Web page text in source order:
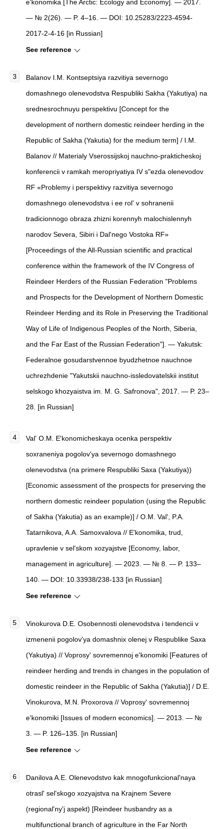
e'konomika The Arctic: Ecology and Economy
. — 2017.
— № 2(26). — P. 4–16. — DOI: 10.25283/2223-4594-
2017-2-4-16 [in Russian]
See reference
Balanov I.M. Kontseptsiya razvitiya severnogo
domashnego olenevodstva Respubliki Sakha (Yakutiya) na
srednesrochnuyu perspektivu [Concept for the
development of northern domestic reindeer herding in the
Republic of Sakha (Yakutia) for the medium term] / I.M.
Balanov // Materialy Vserossijskoj nauchno-prakticheskoj
konferencii v ramkah meropriyatiya IV s"ezda olenevodov
RF «Problemy i perspektivy razvitiya severnogo
domashnego olenevodstva i ee rol' v sohranenii
tradicionnogo obraza zhizni korennyh malochislennyh
narodov Severa, Sibiri i Dal'nego Vostoka RF»
[Proceedings of the All-Russian scientific and practical
conference within the framework of the IV Congress of
Reindeer Herders of the Russian Federation "Problems
and Prospects for the Development of Northern Domestic
Reindeer Herding and its Role in Preserving the Traditional
Way of Life of Indigenous Peoples of the North, Siberia,
and the Far East of the Russian Federation"]. — Yakutsk:
Federalnoe gosudarstvennoe byudzhetnoe nauchnoe
uchrezhdenie "Yakutskii nauchno-issledovatelskii institut
selskogo khozyaistva im. M. G. Safronova", 2017. — P. 23–
28. [in Russian]
Val' O.M. E'konomicheskaya ocenka perspektiv
soxraneniya pogolov'ya severnogo domashnego
olenevodstva (na primere Respubliki Saxa (Yakutiya))
[Economic assessment of the prospects for preserving the
northern domestic reindeer population (using the Republic
of Sakha (Yakutia) as an example)] / O.M. Val', P.A.
Tatarnikova, A.A. Samoxvalova // E'konomika, trud,
upravlenie v sel'skom xozyajstve [Economy, labor,
management in agriculture] . — 2023. — № 8. — P. 133–
140. — DOI: 10.33938/238-133 [in Russian]
See reference
Vinokurova D.E. Osobennosti olenevodstva i tendencii v
izmenenii pogolov'ya domashnix olenej v Respublike Saxa
(Yakutiya) // Voprosy' sovremennoj e'konomiki [Features of
reindeer herding and trends in changes in the population of
domestic reindeer in the Republic of Sakha (Yakutia)] / D.E.
Vinokurova, M.N. Proxorova // Voprosy' sovremennoj
e'konomiki [Issues of modern economics] . — 2013. — №
3. — P. 126–135. [in Russian]
See reference
Danilova A.E. Olenevodstvo kak mnogofunkcional'naya
otrasl' sel'skogo xozyajstva na Krajnem Severe
(regional'ny'j aspekt) [Reindeer husbandry as a
multifunctional branch of agriculture in the Far North